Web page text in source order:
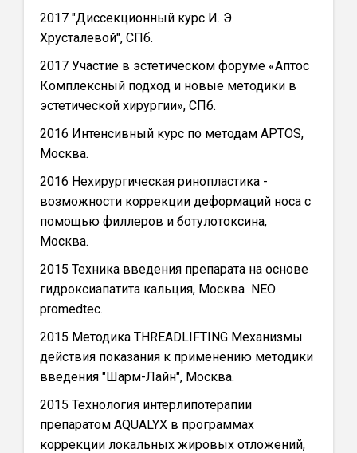
2017 "Диссекционный курс И. Э.
Хрусталевой", СПб.
2017 Участие в эстетическом форуме «Аптос
Комплексный подход и новые методики в
эстетической хирургии», СПб.
2016 Интенсивный курс по методам APTOS,
Москва.
2016 Нехирургическая ринопластика -
возможности коррекции деформаций носа с
помощью филлеров и ботулотоксина,
Москва.
2015 Техника введения препарата на основе
гидроксиапатита кальция, Москва NEO
promedtec.
2015 Методика THREADLIFTING Механизмы
действия показания к применению методики
введения "Шарм-Лайн", Москва.
2015 Технология интерлипотерапии
препаратом AQUALYX в программах
коррекции локальных жировых отложений,